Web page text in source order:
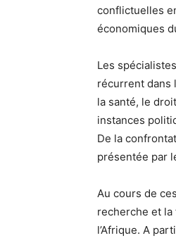
conflictuelles
économiques
Les
récurrent dans
la santé, le
instances
De la
présentée par
Au cours de
recherche et la
l’Afrique. A